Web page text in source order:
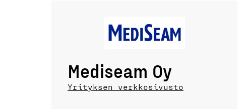
Mediseam Oy
Yrityksen verkkosivusto